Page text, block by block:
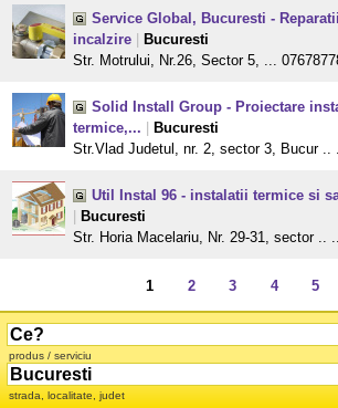
Service Global, Bucuresti -
incalzire
Bucuresti
Str. Motrului, Nr.26, Sector 5, ...
Solid Install Group - Proiectare
termice,...
Bucuresti
Str.Vlad Judetul, nr. 2, sector 3, Bucur ..
Util Instal 96 - instalatii termice si
Bucuresti
Str. Horia Macelariu, Nr. 29-31, sector ..
1 2 3 4 5
produs / serviciu
strada, localitate, judet